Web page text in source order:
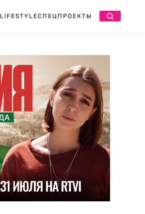
LIFESTYLEСПЕЦПРОЕКТЫ